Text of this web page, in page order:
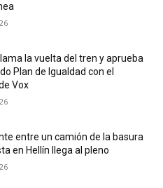
la vuelta del tren y aprueba
Plan de Igualdad con el
Vox
entre un camión de la basura
en Hellín llega al pleno